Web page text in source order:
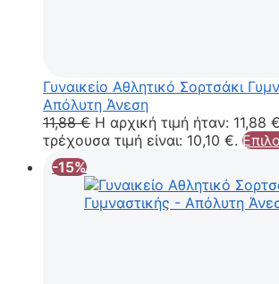
Γυναικείο Αθλητικό Σορτσάκι
Απόλυτη Άνεση
11,88€ Η αρχική τιμή ήταν: 11,88
τρέχουσα τιμή είναι: 10,10 €.
-15%